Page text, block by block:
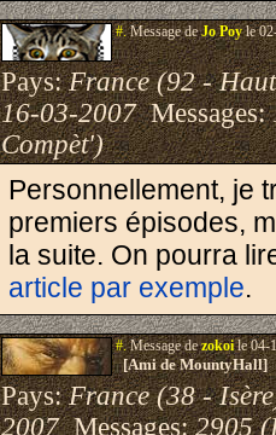
#.Message deJo Poyle
Pays:France (92 -
16-03-2007Messages:
Compèt')
Personnellement, je
premiers épisodes,
la suite. On pourra
article par exemple.
#.Message dezokoile 04-
[Ami de MountyHall]
Pays:France (38 -
2007Messages:2905